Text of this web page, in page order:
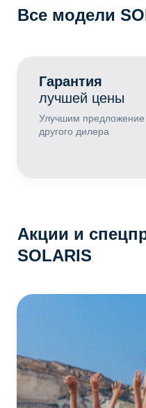
Все модели
Гарантия
лучшей цены
Улучшим предложение
другого дилера
Акции и
SOLARIS